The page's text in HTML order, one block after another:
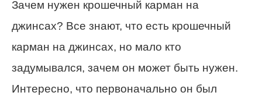
Зачем нужен крошечный карман на
джинсах? Все знают, что есть крошечный
карман на джинсах, но мало кто
задумывался, зачем он может быть нужен.
Интересно, что первоначально он был